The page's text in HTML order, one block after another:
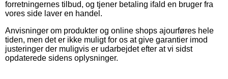
forretningernes tilbud, og tjener betaling ifald en bruger fra
vores side laver en handel.
Anvisninger om produkter og online shops ajourføres hele
tiden, men det er ikke muligt for os at give garantier imod
justeringer der muligvis er udarbejdet efter at vi sidst
opdaterede sidens oplysninger.